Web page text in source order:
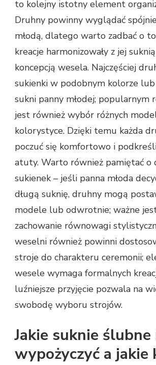
to kolejny istotny element
Druhny powinny wyglądać
młodą, dlatego warto zadbać o
kreacje harmonizowały z jej
koncepcją wesela. Najczęściej
sukienki w podobnym kolorze
sukni panny młodej; popularnym
jest również wybór różnych
kolorystyce. Dzięki temu każda
poczuć się komfortowo i
atuty. Warto również pamiętać o
sukienek – jeśli panna młoda
długą suknię, druhny mogą
modele lub odwrotnie; ważne
zachowanie równowagi
weselni również powinni
stroje do charakteru ceremonii;
wesele wymaga formalnych
luźniejsze przyjęcie pozwala na
swobodę wyboru strojów.
Jakie suknie ślubne
wypożyczyć a jakie